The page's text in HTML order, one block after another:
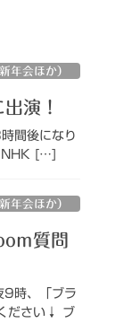
年会ほか）
演！
間後になり
[…]
年会ほか）
質問
9時、「ブラ
ださい↓ ブ